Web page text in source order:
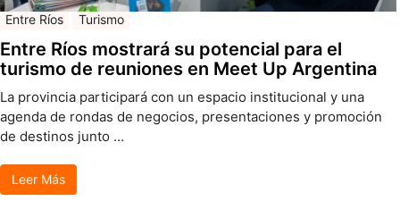
Entre Ríos Turismo
Entre Ríos mostrará su potencial para el
turismo de reuniones en Meet Up Argentina
La provincia participará con un espacio institucional y una
agenda de rondas de negocios, presentaciones y promoción
de destinos junto …
Leer Más